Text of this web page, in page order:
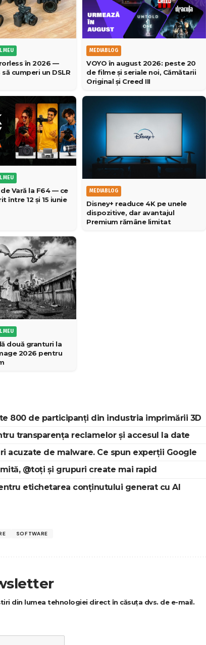
MEU
în 2026 —
cumperi un DSLR
MEDIABLOG
VOYO în august 2026: peste 20
de filme și seriale noi, Cămătarii
Original și Creed III
MEU
Vară la F64 — ce
între 12 și 15 iunie
MEDIABLOG
Disney+ readuce 4K pe unele
dispozitive, dar avantajul
Premium rămâne limitat
MEU
două granturi la
2026 pentru
800 de participanți din industria imprimării 3D
transparența reclamelor și accesul la date
acuzate de malware. Ce spun experții Google
@toți și grupuri create mai rapid
etichetarea conținutului generat cu AI
SOFTWARE
din lumea tehnologiei direct în căsuța dvs. de e-mail.